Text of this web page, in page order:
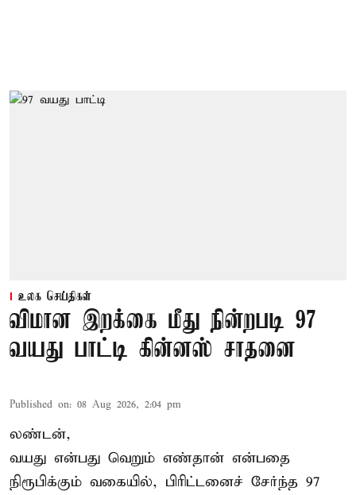
உலக செய்திகள்
விமான இறக்கை மீது நின்றபடி 97
வயது பாட்டி கின்னஸ் சாதனை
Published on: 08 Aug 2026, 2:04 pm
லண்டன்,
வயது என்பது வெறும் எண்தான் என்பதை
நிரூபிக்கும் வகையில், பிரிட்டனைச் சேர்ந்த 97